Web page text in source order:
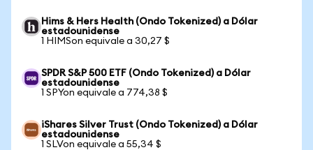
Hims & Hers Health (Ondo Tokenized) a Dólar
estadounidense
1 HIMSon equivale a 30,27 $
SPDR S&P 500 ETF (Ondo Tokenized) a Dólar
estadounidense
1 SPYon equivale a 774,38 $
iShares Silver Trust (Ondo Tokenized) a Dólar
estadounidense
1 SLVon equivale a 55,34 $